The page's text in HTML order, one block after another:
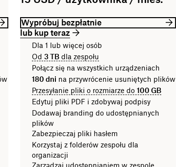
Wypróbuj bezpłatnie
lub kup teraz
Dla 1 lub więcej osób
Od 3 TB dla zespołu
Połącz się na wszystkich urządzeniach
180 dni na przywrócenie usuniętych plików
Przesyłanie pliki o rozmiarze do 100 GB
Edytuj pliki PDF i zdobywaj podpisy
Dodawaj branding do udostępnianych
plików
Zabezpieczaj pliki hasłem
Korzystaj z folderów zespołu dla
organizacji
Zarządzaj udostępnianiem w zespole